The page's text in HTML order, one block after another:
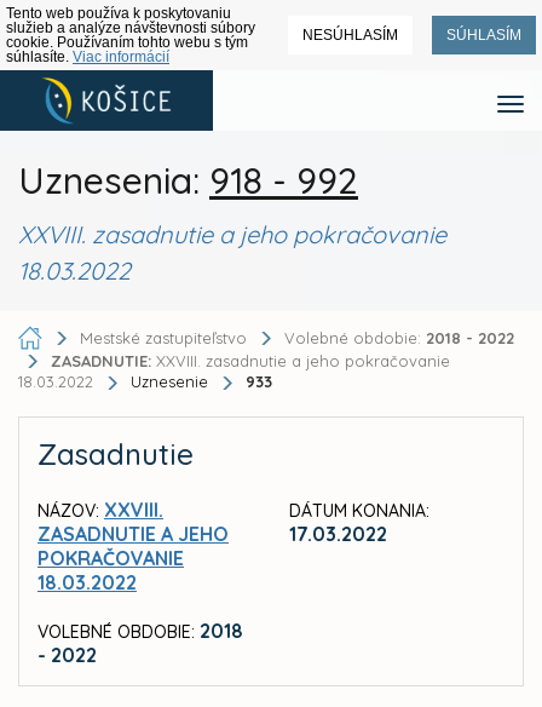
Tento web používa k poskytovaniu
služieb a analýze návštevnosti súbory
cookie. Používaním tohto webu s tým
súhlasíte. Viac informácií
NESÚHLASÍM SÚHLASÍM
Uznesenia: 918 - 992
XXVIII. zasadnutie a jeho pokračovanie
18.03.2022
Mestské zastupiteľstvo Volebné obdobie: 2018 - 2022
ZASADNUTIE: XXVIII. zasadnutie a jeho pokračovanie
18.03.2022
Uznesenie 933
Zasadnutie
NÁZOV: XXVIII.
ZASADNUTIE A JEHO
POKRAČOVANIE
18.03.2022
VOLEBNÉ OBDOBIE: 2018
- 2022
DÁTUM KONANIA:
17.03.2022